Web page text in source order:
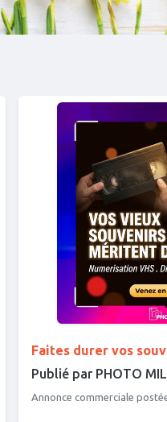
Faites durer vos
Publié par PHOTO MIL
Annonce commerciale